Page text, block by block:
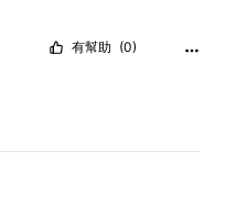
有幫助 (0)